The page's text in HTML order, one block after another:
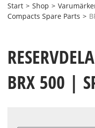
Start > Shop >
Compacts Spare Parts >
BRX 500 |